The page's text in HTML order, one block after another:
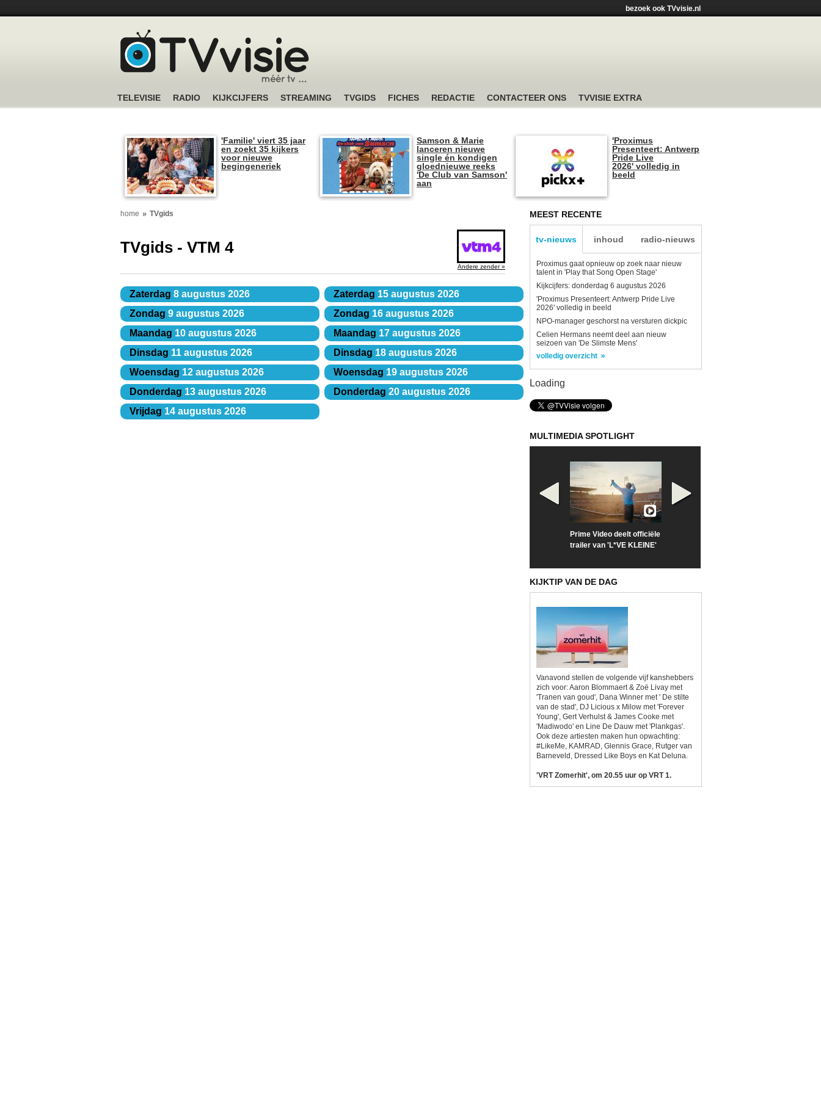
bezoek ook TVvisie.nl
TELEVISIE RADIO KIJKCIJFERS STREAMING TVGIDS FICHES REDACTIE CONTACTEER ONS TVVISIE EXTRA
'Familie' viert 35 jaar
en zoekt 35 kijkers
voor nieuwe
begingeneriek
Samson & Marie
lanceren nieuwe
single én kondigen
gloednieuwe reeks
'De Club van Samson'
aan
'Proximus
Presenteert: Antwerp
Pride Live
2026' volledig in
beeld
home TVgids
TVgids - VTM 4
Andere zender »
Zaterdag 8 augustus 2026
Zondag 9 augustus 2026
Maandag 10 augustus 2026
Dinsdag 11 augustus 2026
Woensdag 12 augustus 2026
Donderdag 13 augustus 2026
Vrijdag 14 augustus 2026
Zaterdag 15 augustus 2026
Zondag 16 augustus 2026
Maandag 17 augustus 2026
Dinsdag 18 augustus 2026
Woensdag 19 augustus 2026
Donderdag 20 augustus 2026
MEEST RECENTE
tv-nieuws inhoud radio-nieuws
Proximus gaat opnieuw op zoek naar nieuw
talent in 'Play that Song Open Stage'
Kijkcijfers: donderdag 6 augustus 2026
'Proximus Presenteert: Antwerp Pride Live
2026' volledig in beeld
NPO-manager geschorst na versturen dickpic
Celien Hermans neemt deel aan nieuw
seizoen van 'De Slimste Mens'
volledig overzicht
Loading
MULTIMEDIA SPOTLIGHT
Prime Video deelt officiële
trailer van 'L*VE KLEINE'
KIJKTIP VAN DE DAG
Vanavond stellen de volgende vijf kanshebbers
zich voor: Aaron Blommaert & Zoë Livay met
'Tranen van goud', Dana Winner met ' De stilte
van de stad', DJ Licious x Milow met 'Forever
Young', Gert Verhulst & James Cooke met
'Madiwodo' en Line De Dauw met 'Plankgas'.
Ook deze artiesten maken hun opwachting:
#LikeMe, KAMRAD, Glennis Grace, Rutger van
Barneveld, Dressed Like Boys en Kat Deluna.
'VRT Zomerhit', om 20.55 uur op VRT 1.